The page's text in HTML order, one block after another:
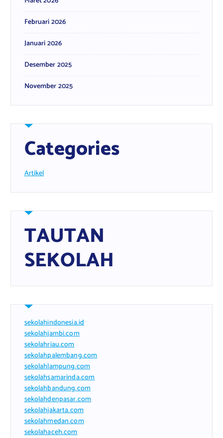
Februari 2026
Januari 2026
Desember 2025
November 2025
Categories
Artikel
TAUTAN
SEKOLAH
sekolahindonesia.id
sekolahjambi.com
sekolahriau.com
sekolahpalembang.com
sekolahlampung.com
sekolahsamarinda.com
sekolahbandung.com
sekolahdenpasar.com
sekolahjakarta.com
sekolahmedan.com
sekolahaceh.com